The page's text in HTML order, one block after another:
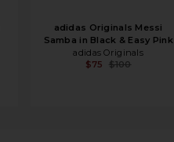
adidas Originals Messi
Samba in Black & Easy Pink
adidas Originals
$75
$100